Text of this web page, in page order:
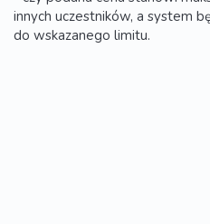
innych uczestników, a system
do wskazanego limitu.